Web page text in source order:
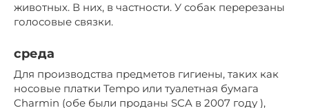
животных. В них, в частности. У собак перерезаны
голосовые связки.
среда
Для производства предметов гигиены, таких как
носовые платки Tempo или туалетная бумага
Charmin (обе были проданы SCA в 2007 году ),